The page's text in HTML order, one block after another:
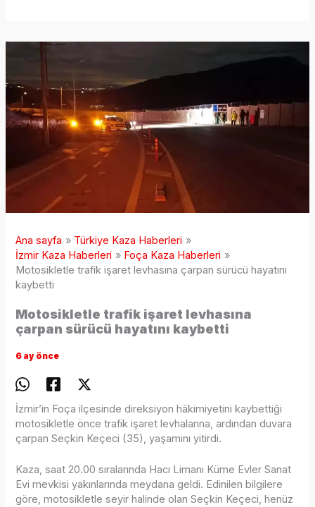
Ana sayfa
Türkiye Kaza Haberleri
İzmir Kaza Haberleri
Foça Kaza Haberleri
Motosikletle trafik işaret levhasına çarpan sürücü hayatını
kaybetti
Motosikletle trafik işaret levhasına
çarpan sürücü hayatını kaybetti
6 ay önce
İzmir’in Foça ilçesinde direksiyon hâkimiyetini kaybettiği
motosikletle önce trafik işaret levhalarına, ardından duvara
çarpan Seçkin Keçeci (35), yaşamını yitirdi.
Kaza, saat 20.00 sıralarında Hacı Limanı Küme Evler Sanat
Evi mevkisi yakınlarında meydana geldi. Edinilen bilgilere
göre, motosikletle seyir halinde olan Seçkin Keçeci, henüz